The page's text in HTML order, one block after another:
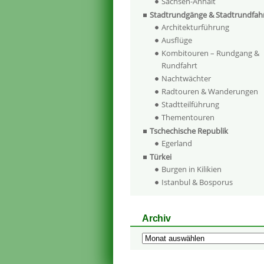
Stadtrundgänge &
Architekturführung
Ausflüge
Kombitouren – Rundgang &
Rundfahrt
Nachtwächter
Radtouren & Wanderungen
Stadtteilführung
Thementouren
Tschechische Republik
Egerland
Türkei
Burgen in Kilikien
Istanbul & Bosporus
Archiv
Archiv